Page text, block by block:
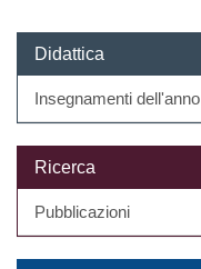
Didattica
Insegnamenti
Ricerca
Pubblicazioni